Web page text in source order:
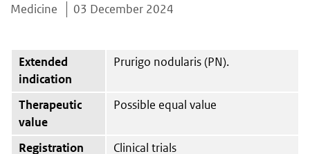
Medicine 03 December 2024
Extended
indication
Prurigo nodularis (PN).
Therapeutic
value
Possible equal value
Registration
Clinical trials